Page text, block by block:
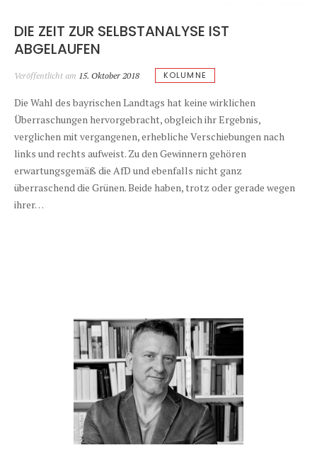
DIE ZEIT ZUR SELBSTANALYSE IST
ABGELAUFEN
Veröffentlicht am 15. Oktober 2018 KOLUMNE
Die Wahl des bayrischen Landtags hat keine wirklichen
Überraschungen hervorgebracht, obgleich ihr Ergebnis,
verglichen mit vergangenen, erhebliche Verschiebungen nach
links und rechts aufweist. Zu den Gewinnern gehören
erwartungsgemäß die AfD und ebenfalls nicht ganz
überraschend die Grünen. Beide haben, trotz oder gerade wegen
ihrer…